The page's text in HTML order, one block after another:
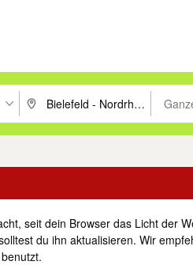
mit den Pfeiltasten
PLZ oder Ort eingeben. Suche
seit dein Browser das Licht der
du ihn aktualisieren. Wir